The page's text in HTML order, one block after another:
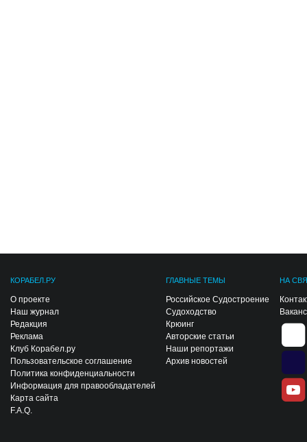
КОРАБЕЛ.РУ
О проекте
Наш журнал
Редакция
Реклама
Клуб Корабел.ру
Пользовательское соглашение
Политика конфиденциальности
Информация для правообладателей
Карта сайта
F.A.Q.
ГЛАВНЫЕ ТЕМЫ
Российское Судостроение
Судоходство
Крюинг
Авторские статьи
Наши репортажи
Архив новостей
НА